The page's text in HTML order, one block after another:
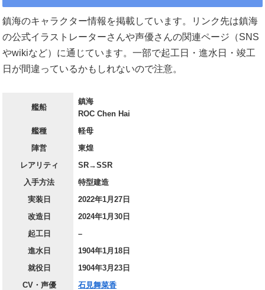
鎮海のキャラクター情報を掲載しています。リンク先は鎮海
の公式イラストレーターさんや声優さんの関連ページ（SNS
やwikiなど）に通じています。一部で起工日・進水日・竣工
日が間違っているかもしれないので注意。
艦船
鎮海
ROC Chen Hai
艦種
軽母
陣営
東煌
レアリティ
SR→SSR
入手方法
特型建造
実装日
2022年1月27日
改造日
2024年1月30日
起工日
–
進水日
1904年1月18日
就役日
1904年3月23日
CV・声優
石見舞菜香